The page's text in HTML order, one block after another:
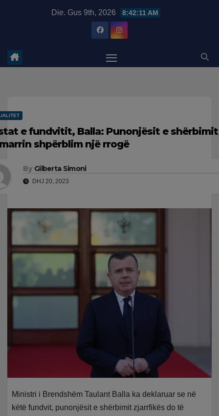
Die. Gus 9th, 2026 8:42:12 AM
e fundvitit, Balla: Punonjësit e
shpërblim një rrogë
By Gilberta Simoni
DHJ 20, 2023
Ministri i Brendshëm Taulant Balla ka deklaruar se në
këtë fundvit, punonjësit e shërbimit zjarrfikës do të